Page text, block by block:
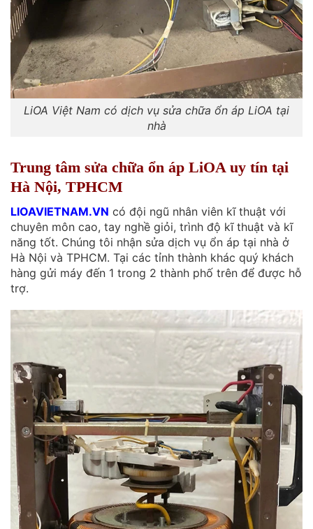
LiOA Việt Nam có dịch vụ sửa chữa ổn áp LiOA tại
nhà
Trung tâm sửa chữa ổn áp LiOA uy tín tại
Hà Nội, TPHCM
LIOAVIETNAM.VN có đội ngũ nhân viên kĩ thuật với
chuyên môn cao, tay nghề giỏi, trình độ kĩ thuật và kĩ
năng tốt. Chúng tôi nhận sửa dịch vụ ổn áp tại nhà ở
Hà Nội và TPHCM. Tại các tỉnh thành khác quý khách
hàng gửi máy đến 1 trong 2 thành phố trên để được hỗ
trợ.